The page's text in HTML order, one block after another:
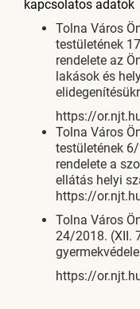
kapcsolatos adatok
Tolna Város
testületének
rendelete az
lakások és
https://
Tolna Város
testületének
rendelete a
ellátás helyi
https://
Tolna Város
24/2018. (XII.
https://